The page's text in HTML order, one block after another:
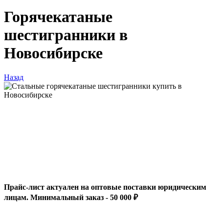
Горячекатаные
шестигранники в
Новосибирске
Назад
Прайс-лист актуален на оптовые поставки юридическим
лицам. Минимальный заказ - 50 000 ₽